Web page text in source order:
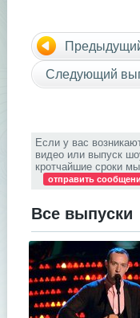
Следующий
Если у вас
видео или выпуск
кротчайшие сроки
отправить
Все выпуски